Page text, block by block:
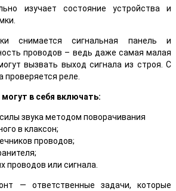
изучает состояние устройства и
снимается сигнальная панель и
проводов – ведь даже самая малая
вызвать выход сигнала из строя. С
реле.
в себя включать:
звука методом поворачивания
в клаксон;
проводов;
проводов или сигнала.
— ответственные задачи, которые